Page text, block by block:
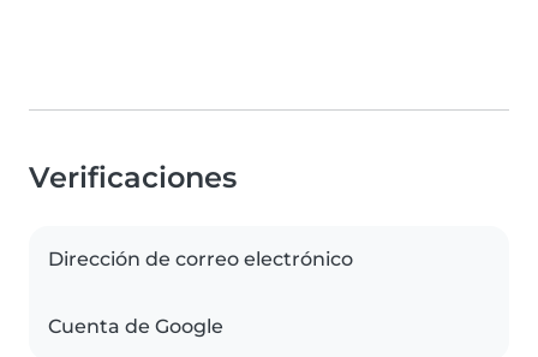
Verificaciones
Dirección de correo electrónico
Cuenta de Google